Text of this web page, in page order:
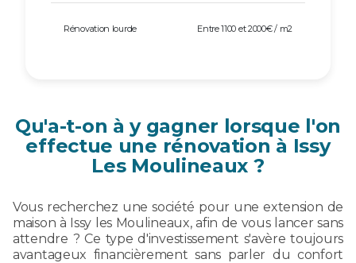
Rénovation lourde Entre 1100 et 2000€ / m2
Qu'a-t-on à y gagner lorsque l'on
effectue une rénovation à Issy
Les Moulineaux ?
Vous recherchez une société pour une extension de
maison à Issy les Moulineaux, afin de vous lancer sans
attendre ? Ce type d'investissement s'avère toujours
avantageux financièrement sans parler du confort